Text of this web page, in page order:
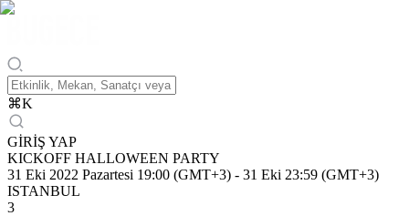
⌘K
GİRİŞ YAP
KICKOFF HALLOWEEN PARTY
31 Eki 2022 Pazartesi 19:00 (GMT+3) - 31 Eki 23:59 (GMT+3)
ISTANBUL
3